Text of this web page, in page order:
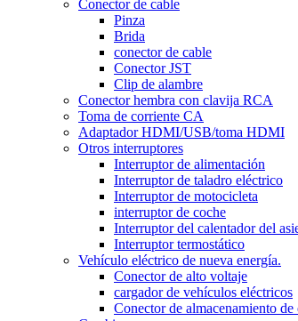
Conector de cable
Pinza
Brida
conector de cable
Conector JST
Clip de alambre
Conector hembra con clavija RCA
Toma de corriente CA
Adaptador HDMI/USB/toma HDMI
Otros interruptores
Interruptor de alimentación
Interruptor de taladro eléctrico
Interruptor de motocicleta
interruptor de coche
Interruptor del calentador del
Interruptor termostático
Vehículo eléctrico de nueva energía.
Conector de alto voltaje
cargador de vehículos eléctricos
Conector de almacenamiento de